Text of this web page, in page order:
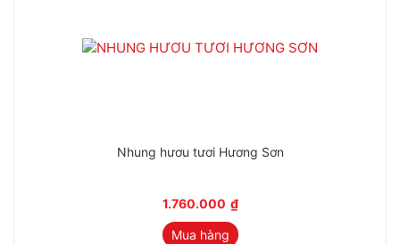
Nhung hươu tươi Hương Sơn
1.760.000 ₫
Mua hàng